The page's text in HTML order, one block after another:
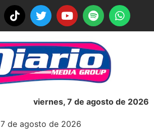
viernes, 7 de agosto de 2026
7 de agosto de 2026